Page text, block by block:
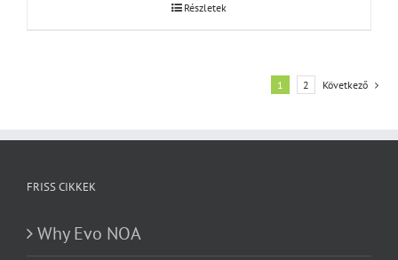
Részletek
1 2 Következő
FRISS CIKKEK
Why Evo NOA